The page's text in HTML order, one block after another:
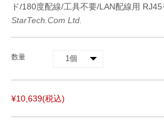
ド/180度配線/工具不要/LAN配線用
StarTech.com Ltd.
数量
¥10,639(税込)